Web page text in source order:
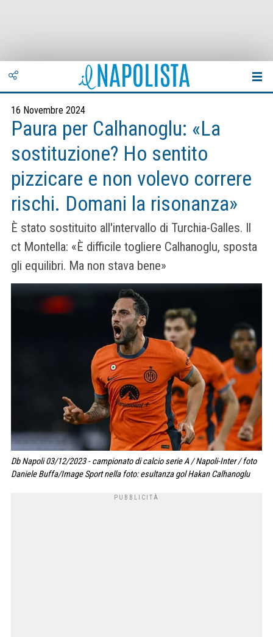
16 Novembre 2024
Paura per Calhanoglu: «La
sostituzione? Ho sentito
pizzicare e non volevo correre
rischi. Domani la risonanza»
È stato sostituito all'intervallo di Turchia-Galles. Il
ct Montella: «È difficile togliere Calhanoglu, sposta
gli equilibri. Ma non stava bene»
Db Napoli 03/12/2023 - campionato di calcio serie A / Napoli-Inter / foto
Daniele Buffa/Image Sport nella foto: esultanza gol Hakan Calhanoglu